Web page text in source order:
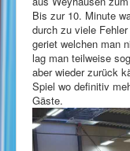
Bis zur 10. Minute
durch zu viele
geriet welchen man
lag man teilweise
aber wieder zurück
Spiel wo definitiv
Gäste.